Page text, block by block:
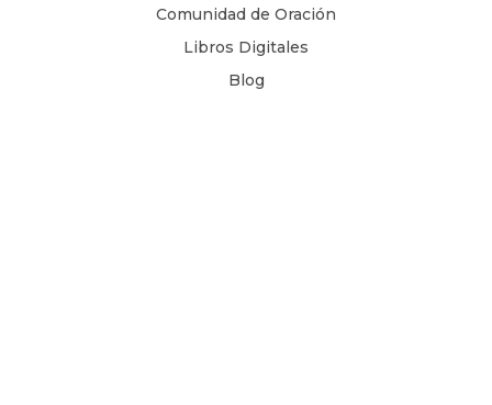
Comunidad de Oración
Libros Digitales
Blog